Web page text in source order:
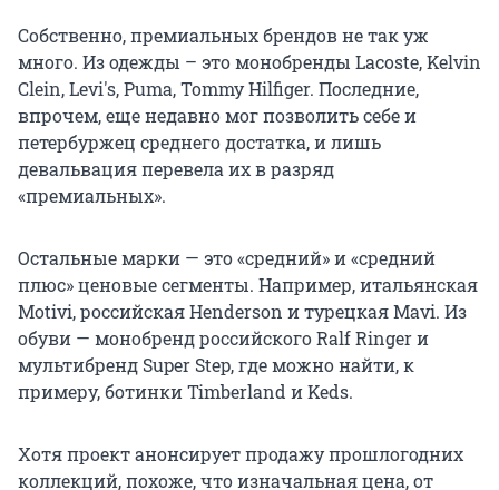
Собственно, премиальных брендов не так уж
много. Из одежды – это монобренды Lacoste, Kelvin
Clein, Levi's, Puma, Tommy Hilfiger. Последние,
впрочем, еще недавно мог позволить себе и
петербуржец среднего достатка, и лишь
девальвация перевела их в разряд
«премиальных».
Остальные марки — это «средний» и «средний
плюс» ценовые сегменты. Например, итальянская
Motivi, российская Henderson и турецкая Mavi. Из
обуви — монобренд российского Ralf Ringer и
мультибренд Super Step, где можно найти, к
примеру, ботинки Timberland и Keds.
Хотя проект анонсирует продажу прошлогодних
коллекций, похоже, что изначальная цена, от